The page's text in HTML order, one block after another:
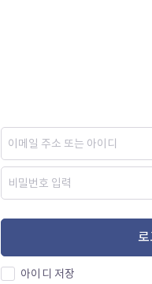
아이디 저장